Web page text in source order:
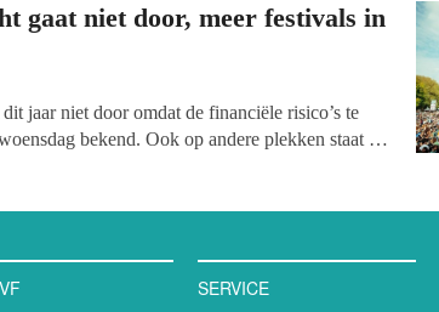
op haar website.
gaat niet door, meer festivals in
jaar niet door omdat de financiële risico’s te
bekend. Ook op andere plekken staat het
SERVICE